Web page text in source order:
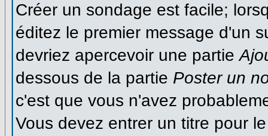
Créer un sondage est facile;
éditez le premier message d'un
devriez apercevoir une partie
dessous de la partie Poster un
c'est que vous n'avez
Vous devez entrer un titre pour